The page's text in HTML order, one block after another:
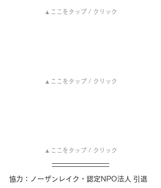
▲ここをタップ / クリック
▲ここをタップ / クリック
▲ここをタップ / クリック
協力：ノーザンレイク・認定NPO法人 引退